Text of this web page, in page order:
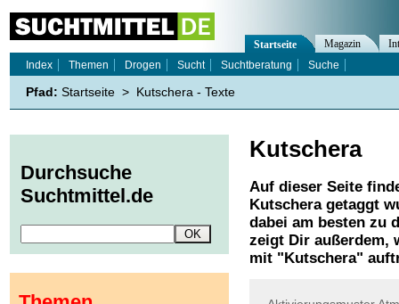
Kutschera
Auf dieser Seite
Kutscheragetaggt
dabei am besten zu
zeigt Dir außerdem,
mit " Kutschera"
Startseite Magazin
Index
Themen Drogen Sucht Suchtberatung Suche
Pfad: Startseite > Kutschera - Texte
Durchsuche
Suchtmittel.de